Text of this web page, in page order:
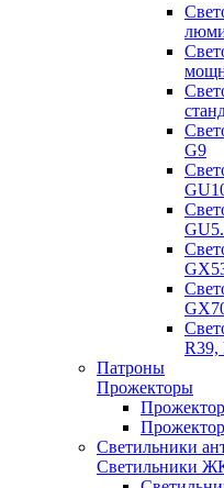
G9
R39,
Патроны
Прожекторы
Светильники
Светильники